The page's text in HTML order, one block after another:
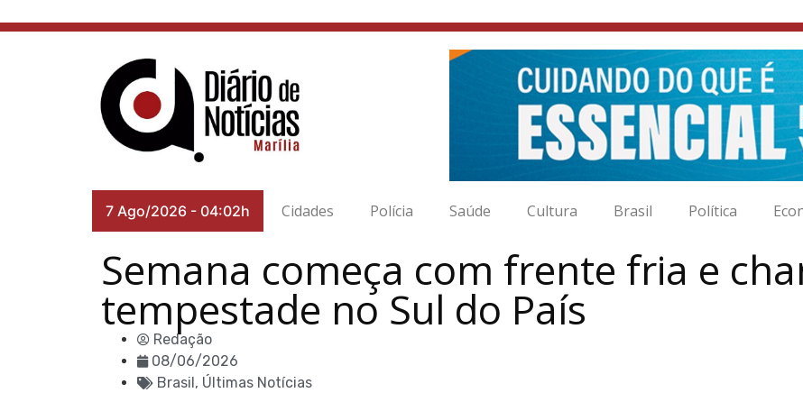
7 Ago/2026 - 04:02h Cidades Polícia Saúde Cultura Brasil Política
Semana começa com frente fria e
tempestade no Sul do País
Redação
08/06/2026
Brasil, Últimas Notícias